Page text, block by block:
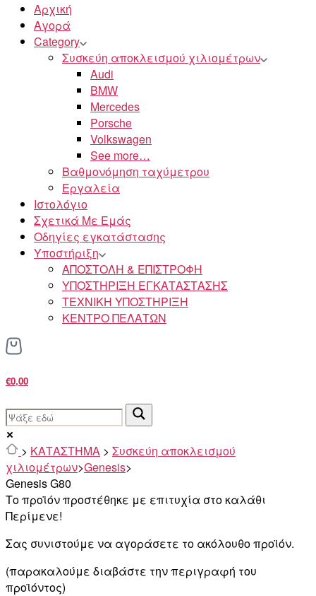
Αρχική
Αγορά
Category
Συσκεύη αποκλεισμού χιλιομέτρων
Audi
BMW
Mercedes
Porsche
Volkswagen
See more…
Βαθμονόμηση ταχύμετρου
Εργαλεία
Ιστολόγιο
Σχετικά Με Εμάς
Οδηγίες εγκατάστασης
Υποστήριξη
ΑΠΟΣΤΟΛΗ & ΕΠΙΣΤΡΟΦΗ
ΥΠΟΣΤΗΡΙΞΗ ΕΓΚΑΤΑΣΤΑΣΗΣ
ΤΕΧΝΙΚΗ ΥΠΟΣΤΗΡΙΞΗ
ΚΕΝΤΡΟ ΠΕΛΑΤΩΝ
€0,00
> ΚΑΤΑΣΤΗΜΑ > Συσκεύη αποκλεισμού
χιλιομέτρων>Genesis>
Genesis G80
Το προϊόν προστέθηκε με επιτυχία στο καλάθι
Περίμενε!
Σας συνιστούμε να αγοράσετε το ακόλουθο προϊόν.
(παρακαλούμε διαβάστε την περιγραφή του
προϊόντος)